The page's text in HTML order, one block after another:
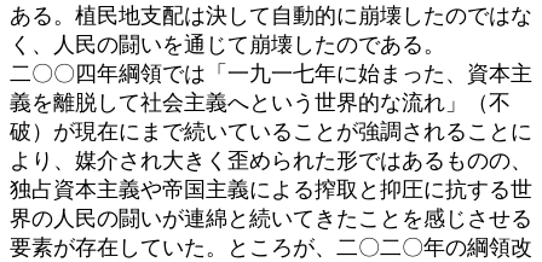
ある。植民地支配は決して自動的に崩壊したのではな
く、人民の闘いを通じて崩壊したのである。
二〇〇四年綱領では「一九一七年に始まった、資本主
義を離脱して社会主義へという世界的な流れ」（不
破）が現在にまで続いていることが強調されることに
より、媒介され大きく歪められた形ではあるものの、
独占資本主義や帝国主義による搾取と抑圧に抗する世
界の人民の闘いが連綿と続いてきたことを感じさせる
要素が存在していた。ところが、二〇二〇年の綱領改